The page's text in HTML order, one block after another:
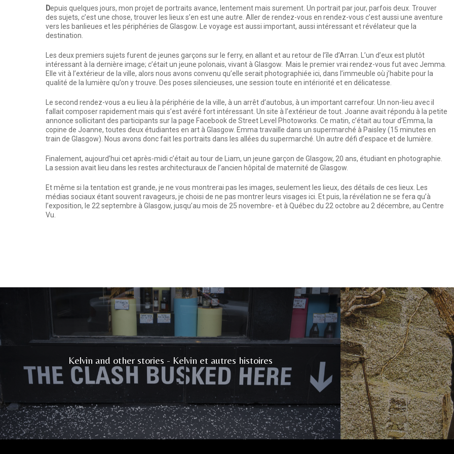
Depuis quelques jours, mon projet de portraits avance, lentement mais surement. Un portrait par jour, parfois deux. Trouver
des sujets, c’est une chose, trouver les lieux s’en est une autre. Aller de rendez-vous en rendez-vous c’est aussi une aventure
vers les banlieues et les périphéries de Glasgow. Le voyage est aussi important, aussi intéressant et révélateur que la
destination.
Les deux premiers sujets furent de jeunes garçons sur le ferry, en allant et au retour de l’île d’Arran. L’un d’eux est plutôt
intéressant à la dernière image; c’était un jeune polonais, vivant à Glasgow. Mais le premier vrai rendez-vous fut avec Jemma.
Elle vit à l’extérieur de la ville, alors nous avons convenu qu’elle serait photographiée ici, dans l’immeuble où j’habite pour la
qualité de la lumière qu’on y trouve. Des poses silencieuses, une session toute en intériorité et en délicatesse.
Le second rendez-vous a eu lieu à la périphérie de la ville, à un arrêt d’autobus, à un important carrefour. Un non-lieu avec il
fallait composer rapidement mais qui s’est avéré fort intéressant. Un site à l’extérieur de tout. Joanne avait répondu à la petite
annonce sollicitant des participants sur la page Facebook de Street Level Photoworks. Ce matin, c’était au tour d’Emma, la
copine de Joanne, toutes deux étudiantes en art à Glasgow. Emma travaille dans un supermarché à Paisley (15 minutes en
train de Glasgow). Nous avons donc fait les portraits dans les allées du supermarché. Un autre défi d’espace et de lumière.
Finalement, aujourd’hui cet après-midi c’était au tour de Liam, un jeune garçon de Glasgow, 20 ans, étudiant en photographie.
La session avait lieu dans les restes architecturaux de l’ancien hôpital de maternité de Glasgow.
Et même si la tentation est grande, je ne vous montrerai pas les images, seulement les lieux, des détails de ces lieux. Les
médias sociaux étant souvent ravageurs, je choisi de ne pas montrer leurs visages ici. Et puis, la révélation ne se fera qu’à
l’exposition, le 22 septembre à Glasgow, jusqu’au mois de 25 novembre- et à Québec du 22 octobre au 2 décembre, au Centre
Vu.
Kelvin and other stories - Kelvin et autres histoires